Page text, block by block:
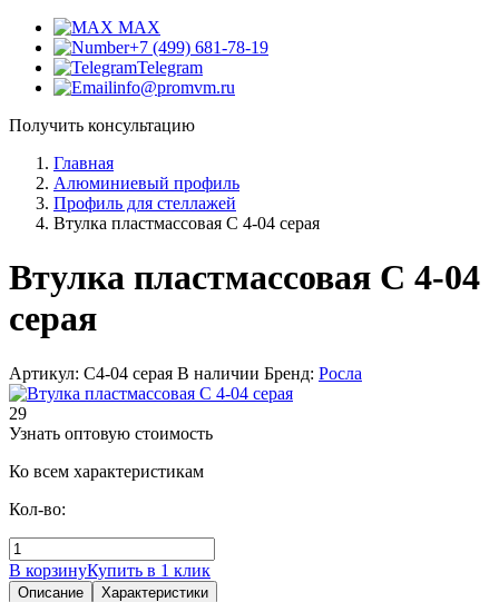
MAX
+7 (499) 681-78-19
Telegram
info@promvm.ru
Получить консультацию
Главная
Алюминиевый профиль
Профиль для стеллажей
Втулка пластмассовая С 4-04 серая
Втулка пластмассовая С 4-04
серая
Артикул: С4-04 серая В наличии Бренд: Росла
29
Узнать оптовую стоимость
Ко всем характеристикам
Кол-во:
В корзинуКупить в 1 клик
Описание Характеристики